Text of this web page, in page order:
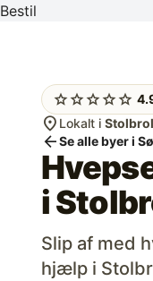
Bestil
starstarstarstarstar
location_on Lokalt i
arrow_backSe alle byer i
i
Slip af med
hjælp i